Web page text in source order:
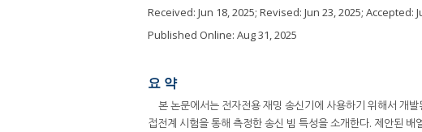
Received: Jun 18, 2025; Revised: Jun 23, 2025; Accepted:
Published Online: Aug 31, 2025
요 약
본 논문에서는 전자전용 재밍 송신기에 사용하기 위해서 개
접전계 시험을 통해 측정한 송신 빔 특성을 소개한다. 제안된